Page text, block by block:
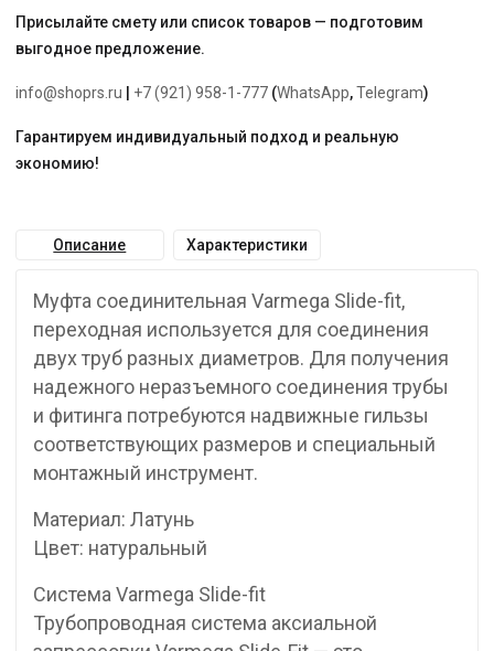
Присылайте смету или список товаров — подготовим
выгодное предложение.
info@shoprs.ru +7 (921) 958-1-777 (WhatsApp,Telegram)
Гарантируем индивидуальный подход и реальную
экономию!
Описание Характеристики
Муфта соединительная Varmega Slide-fit,
переходная используется для соединения
двух труб разных диаметров. Для получения
надежного неразъемного соединения трубы
и фитинга потребуются надвижные гильзы
соответствующих размеров и специальный
монтажный инструмент.
Материал: Латунь
Цвет: натуральный
Система Varmega Slide-fit
Трубопроводная система аксиальной